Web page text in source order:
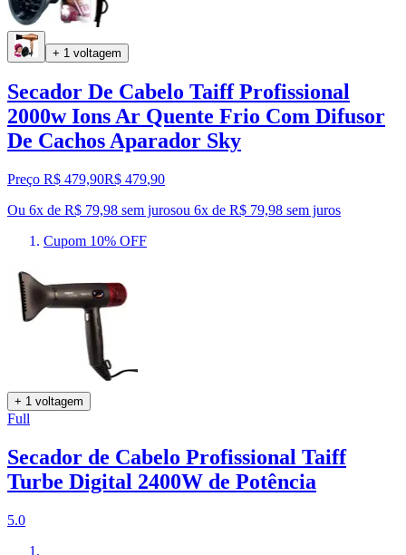
+ 1 voltagem
Secador De Cabelo Taiff Profissional
2000w Ions Ar Quente Frio Com Difusor
De Cachos Aparador Sky
Preço R$ 479,90R$ 479,90
Ou 6x de R$ 79,98 sem jurosou 6x de R$ 79,98 sem juros
Cupom 10% OFF
+ 1 voltagem
Full
Secador de Cabelo Profissional Taiff
Turbe Digital 2400W de Potência
5.0